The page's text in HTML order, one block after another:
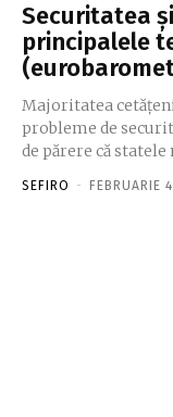
Securitatea
principalele
Majoritatea
probleme de
de părere că statele
SEFIRO - FEBRUARIE